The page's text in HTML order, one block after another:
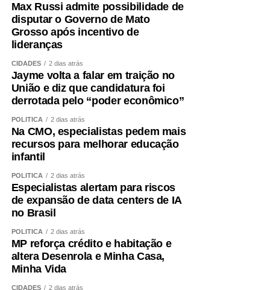
Max Russi admite possibilidade de
disputar o Governo de Mato
Grosso após incentivo de
lideranças
CIDADES 2 dias atrás
Jayme volta a falar em traição no
União e diz que candidatura foi
derrotada pelo “poder econômico”
POLÍTICA 2 dias atrás
Na CMO, especialistas pedem mais
recursos para melhorar educação
infantil
POLÍTICA 2 dias atrás
Especialistas alertam para riscos
de expansão de data centers de IA
no Brasil
POLÍTICA 2 dias atrás
MP reforça crédito e habitação e
altera Desenrola e Minha Casa,
Minha Vida
CIDADES 2 dias atrás